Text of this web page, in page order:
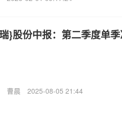
}股份中报：第二季度单
曹晨 2025-08-05 21:44